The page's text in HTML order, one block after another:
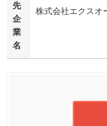
先
企
業
名
株式会社エクスオ